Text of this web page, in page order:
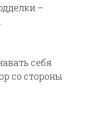
–
себя
со стороны